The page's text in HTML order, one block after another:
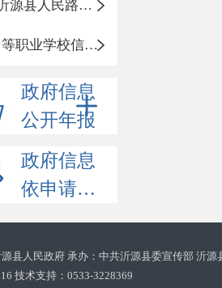
沂源县人民路小学
中等职业学校信息公开
政府信息
公开年报
政府信息
依申请公开
县人民政府 承办：中共沂源县委宣传部 沂
技术支持：0533-3228369‌‌